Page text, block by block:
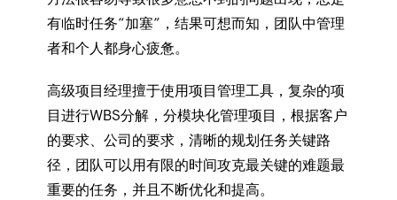
有临时任务“加塞”，结果可想而知，团队中管理
者和个人都身心疲惫。
高级项目经理擅于使用项目管理工具，复杂的项
目进行WBS分解，分模块化管理项目，根据客户
的要求、公司的要求，清晰的规划任务关键路
径，团队可以用有限的时间攻克最关键的难题最
重要的任务，并且不断优化和提高。